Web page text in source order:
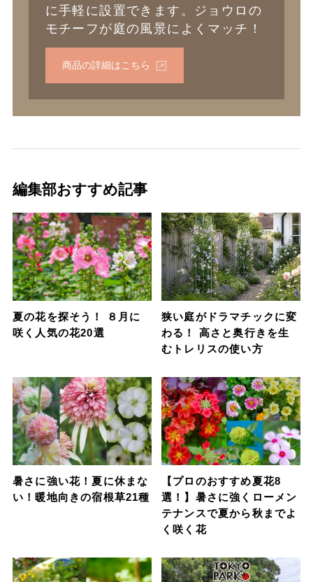
に手軽に設置できます。ジョウロの
モチーフが庭の風景によくマッチ！
商品の詳細はこちら
編集部おすすめ記事
夏の花を探そう！ ８月に
咲く人気の花20選
狭い庭がドラマチックに変
わる！ 高さと奥行きを生
むトレリスの使い方
暑さに強い花！夏に休まな
い！暖地向きの宿根草21種
【プロのおすすめ夏花8
選！】暑さに強くローメン
テナンスで夏から秋までよ
く咲く花